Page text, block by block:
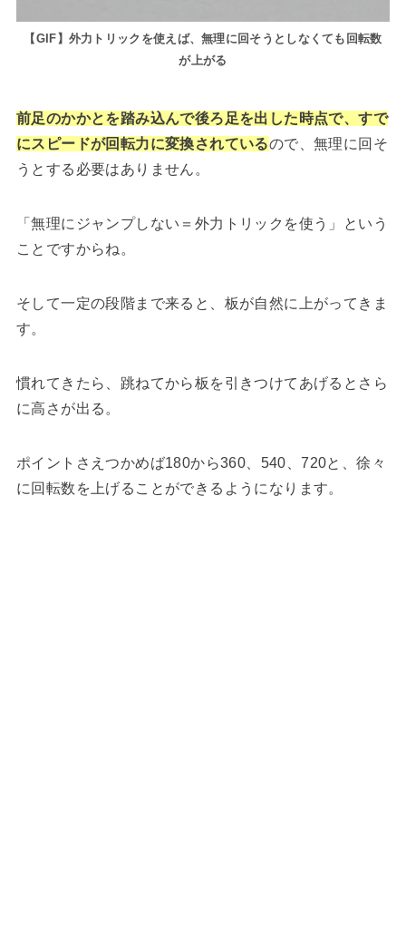
【GIF】外力トリックを使えば、無理に回そうとしなくても回転数
が上がる
前足のかかとを踏み込んで後ろ足を出した時点で、すで
にスピードが回転力に変換されているので、無理に回そ
うとする必要はありません。
「無理にジャンプしない＝外力トリックを使う」という
ことですからね。
そして一定の段階まで来ると、板が自然に上がってきま
す。
慣れてきたら、跳ねてから板を引きつけてあげるとさら
に高さが出る。
ポイントさえつかめば180から360、540、720と、徐々
に回転数を上げることができるようになります。